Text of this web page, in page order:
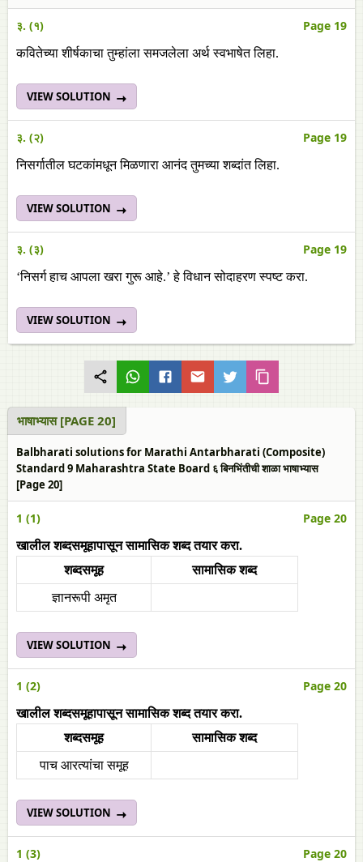
३. (१) Page 19
कवितेच्या शीर्षकाचा तुम्हांला समजलेला अर्थ स्वभाषेत लिहा.
VIEW SOLUTION
३. (२) Page 19
निसर्गातील घटकांमधून मिळणारा आनंद तुमच्या शब्दांत लिहा.
VIEW SOLUTION
३. (३) Page 19
‘निसर्ग हाच आपला खरा गुरू आहे.’ हे विधान सोदाहरण स्पष्ट करा.
VIEW SOLUTION
भाषाभ्यास [PAGE 20]
Balbharati solutions for Marathi Antarbharati (Composite)
Standard 9 Maharashtra State Board ६ बिनभिंतीची शाळा भाषाभ्यास
[Page 20]
1 (1) Page 20
खालील शब्दसमूहापासून सामासिक शब्द तयार करा.
शब्दसमूह
सामासिक शब्द
ज्ञानरूपी अमृत
VIEW SOLUTION
1 (2) Page 20
खालील शब्दसमूहापासून सामासिक शब्द तयार करा.
शब्दसमूह
सामासिक शब्द
पाच आरत्यांचा समूह
VIEW SOLUTION
1 (3) Page 20